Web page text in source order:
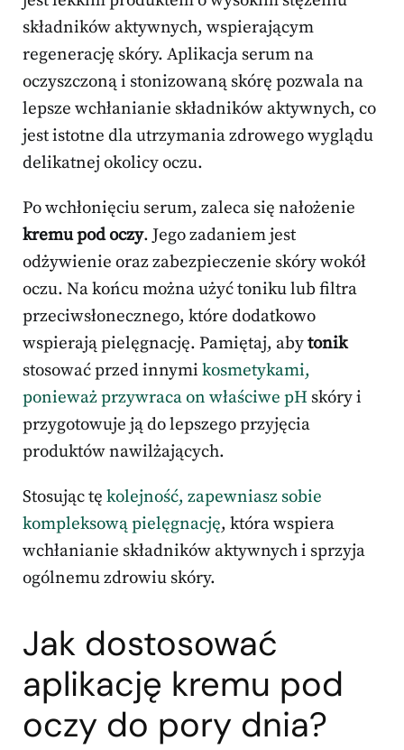
składników aktywnych, wspierającym
regenerację skóry. Aplikacja serum na
oczyszczoną i stonizowaną skórę pozwala na
lepsze wchłanianie składników aktywnych, co
jest istotne dla utrzymania zdrowego wyglądu
delikatnej okolicy oczu.
Po wchłonięciu serum, zaleca się nałożenie
kremu pod oczy. Jego zadaniem jest
odżywienie oraz zabezpieczenie skóry wokół
oczu. Na końcu można użyć toniku lub filtra
przeciwsłonecznego, które dodatkowo
wspierają pielęgnację. Pamiętaj, abytonik
stosować przed innymi kosmetykami,
ponieważ przywraca on właściwe pH skóry i
przygotowuje ją do lepszego przyjęcia
produktów nawilżających.
Stosując tę kolejność, zapewniasz sobie
kompleksową pielęgnację, która wspiera
wchłanianie składników aktywnych i sprzyja
ogólnemu zdrowiu skóry.
Jak dostosować
aplikację kremu pod
oczy do pory dnia?